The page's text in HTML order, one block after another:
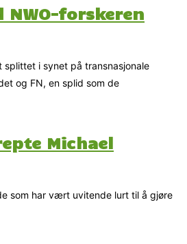
forskeren
splittet i synet på transnasjonale
og FN, en splid som de
Michael
som har vært uvitende lurt til å gjøre